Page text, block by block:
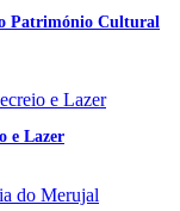
Património Cultural
e Lazer